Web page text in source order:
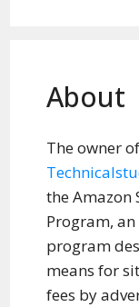
About
The owner
the Amazon
Program,
program
means for
fees by